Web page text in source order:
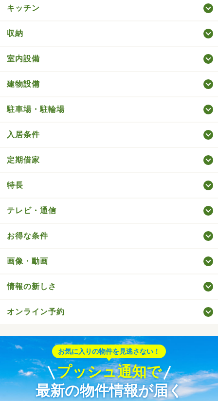
キッチン
収納
室内設備
建物設備
駐車場・駐輪場
入居条件
定期借家
特長
テレビ・通信
お得な条件
画像・動画
情報の新しさ
オンライン予約
お気に入りの物件を見逃さない！
プッシュ通知で
最新の物件情報が届く